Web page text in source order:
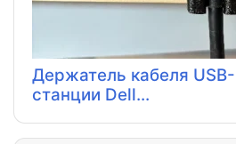
Держатель кабеля
станции Dell...